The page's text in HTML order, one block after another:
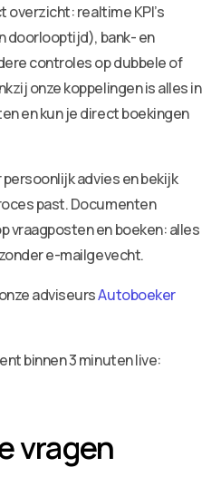
realtime KPI’s
doorlooptijd), bank- en
controles op dubbele of
onze koppelingen is alles in
en kun je direct boekingen
advies en bekijk
past. Documenten
vraagposten en boeken: alles
e-mailgevecht.
adviseursAutoboeker
binnen 3 minuten live:
vragen